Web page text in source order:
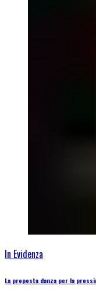
In Evidenza
La proposta danza per la